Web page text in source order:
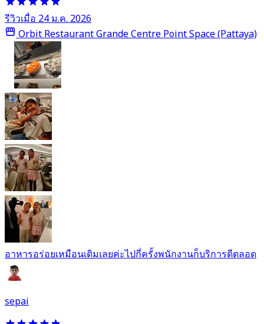
รีวิวเมื่อ 24 ม.ค. 2026
Orbit Restaurant Grande Centre Point Space (Pattaya)
อาหารอร่อยเหมือนเดิมเลยค่ะไปกี่ครั้งพนักงานก็บริการดีตลอด
sepai